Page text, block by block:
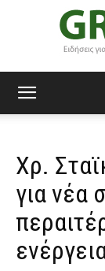
Χρ.
για νέα